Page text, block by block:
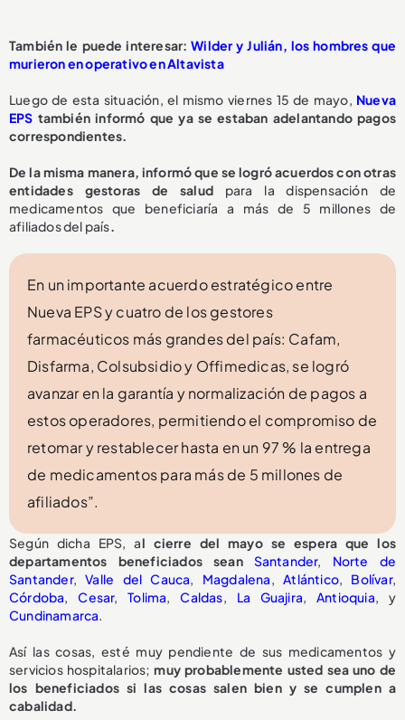
También le puede interesar:Wilder y Julián, los hombres que
murieron en operativo en Altavista
Luego de esta situación, el mismo viernes 15 de mayo, Nueva
EPS también informó que ya se estaban adelantando pagos
correspondientes.
De la misma manera, informó que se logró acuerdos con otras
entidades gestoras de salud para la dispensación de
medicamentos que beneficiaría a más de 5 millones de
afiliados del país.
En un importante acuerdo estratégico entre
Nueva EPS y cuatro de los gestores
farmacéuticos más grandes del país: Cafam,
Disfarma, Colsubsidio y Offimedicas, se logró
avanzar en la garantía y normalización de pagos a
estos operadores, permitiendo el compromiso de
retomar y restablecer hasta en un 97 % la entrega
de medicamentos para más de 5 millones de
afiliados”.
Según dicha EPS, al cierre del mayo se espera que los
departamentos beneficiados sean
Santander, Norte de
Santander,Valle del Cauca, Magdalena,Atlántico, Bolívar,
Córdoba,Cesar,Tolima,Caldas, La Guajira,Antioquia, y
Cundinamarca.
Así las cosas, esté muy pendiente de sus medicamentos y
servicios hospitalarios;muy probablemente usted sea uno de
los beneficiados si las cosas salen bien y se cumplen a
cabalidad.